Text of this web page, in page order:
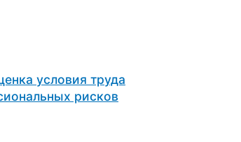
условия труда
рисков